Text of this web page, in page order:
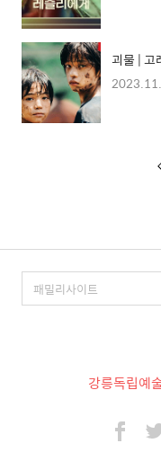
괴물 | 고
강릉독립예